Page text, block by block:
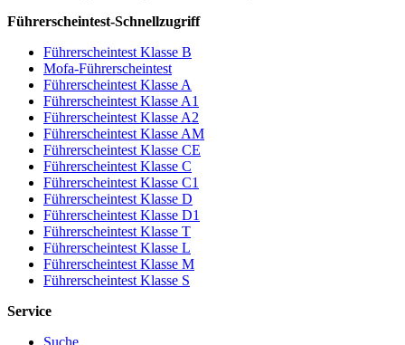
Führerscheintest-Schnellzugriff
Führerscheintest Klasse B
Mofa-Führerscheintest
Führerscheintest Klasse A
Führerscheintest Klasse A1
Führerscheintest Klasse A2
Führerscheintest Klasse AM
Führerscheintest Klasse CE
Führerscheintest Klasse C
Führerscheintest Klasse C1
Führerscheintest Klasse D
Führerscheintest Klasse D1
Führerscheintest Klasse T
Führerscheintest Klasse L
Führerscheintest Klasse M
Führerscheintest Klasse S
Service